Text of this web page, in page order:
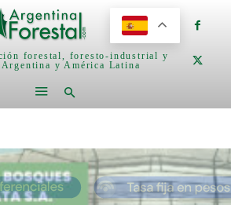
forestal, foresto-industrial y
y América Latina